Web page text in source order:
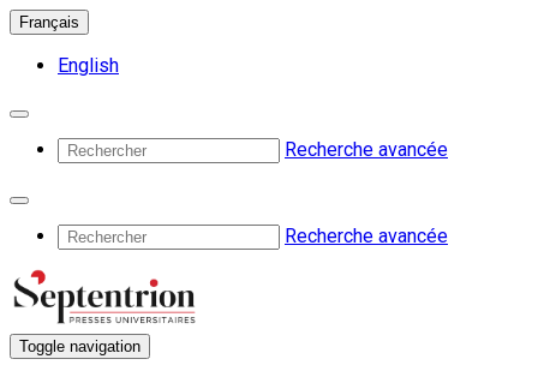
Français
English
Recherche avancée
Recherche avancée
Toggle navigation